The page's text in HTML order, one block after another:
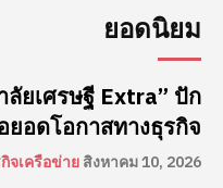
ยอดนิยม
ยเศรษฐี Extra” ปัก
อดโอกาสทางธุรกิจ
จเครือข่ายสิงหาคม 10, 2026